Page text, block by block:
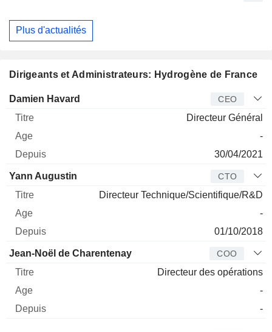
Plus d'actualités
Dirigeants et Administrateurs: Hydrogène de France
Dirigeant Titre Age
Damien Havard CEO
Directeur Général
-
30/04/2021
Yann Augustin CTO
Directeur Technique/Scientifique/R&D
-
01/10/2018
Jean-Noël de Charentenay COO
Directeur des opérations
-
-